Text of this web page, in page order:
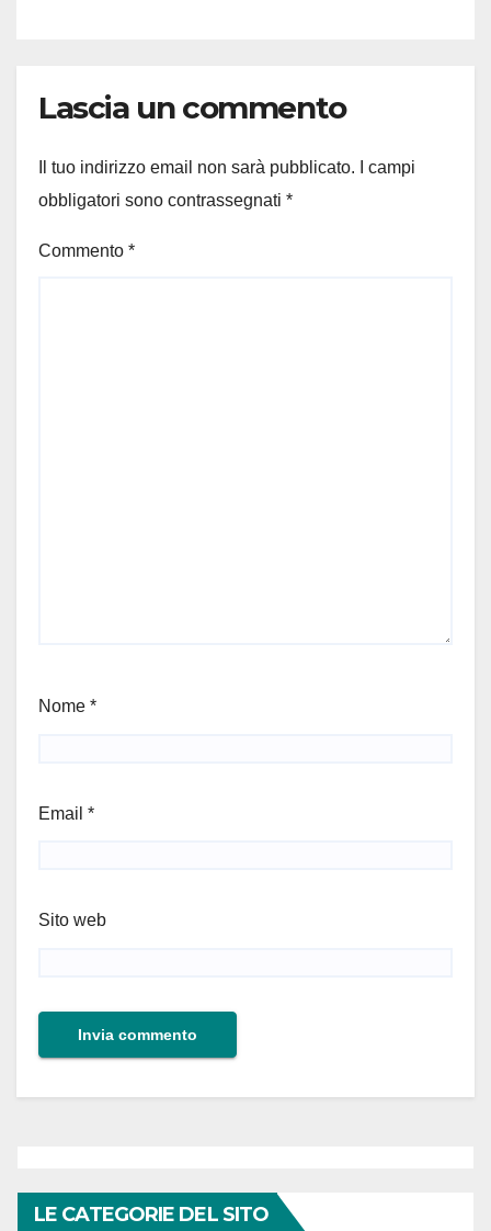
Lascia un commento
Il tuo indirizzo email non sarà pubblicato.
I campi
obbligatori sono contrassegnati *
Commento *
Nome *
Email *
Sito web
LE CATEGORIE DEL SITO